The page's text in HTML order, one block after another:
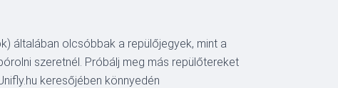
általában olcsóbbak a repülőjegyek, mint a
szeretnél. Próbálj meg más repülőtereket
keresőjében könnyedén